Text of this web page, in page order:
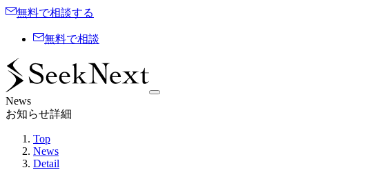
無料で相談する
無料で相談
News
お知らせ詳細
Top
News
Detail